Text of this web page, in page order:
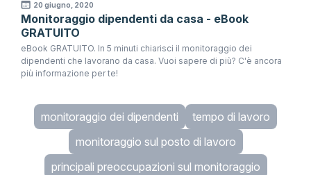
20 giugno, 2020
Monitoraggio dipendenti da casa - eBook
GRATUITO
eBook GRATUITO. In 5 minuti chiarisci il monitoraggio dei
dipendenti che lavorano da casa. Vuoi sapere di più? C'è ancora
più informazione per te!
monitoraggio dei dipendenti
tempo di lavoro
monitoraggio sul posto di lavoro
principali preoccupazioni sul monitoraggio